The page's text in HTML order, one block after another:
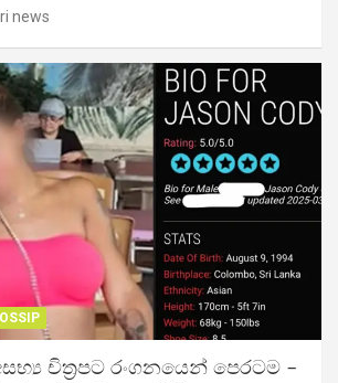
news
චිත්‍රපට රංගනයෙන් පෙරටම –